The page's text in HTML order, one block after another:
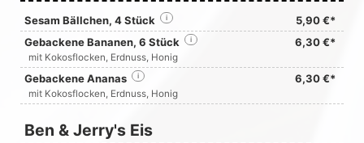
Sesam Bällchen, 4 Stück 5,90 €*
i
Gebackene Bananen, 6 Stück 6,30 €*
i
mit Kokosflocken, Erdnuss, Honig
Gebackene Ananas 6,30 €*
i
mit Kokosflocken, Erdnuss, Honig
Ben & Jerry's Eis